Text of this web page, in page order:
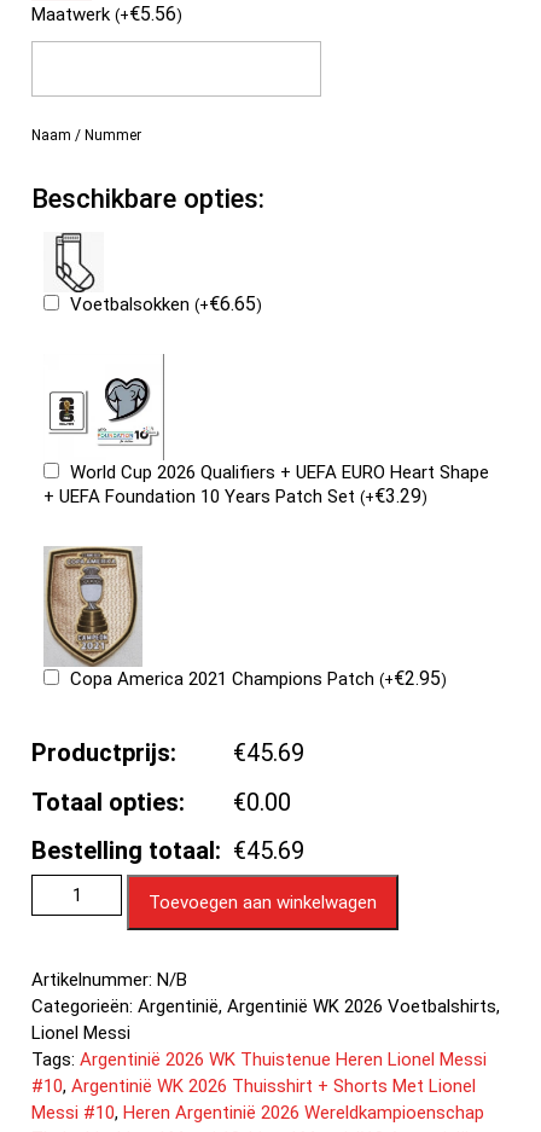
Maatwerk(+€5.56)
Naam / Nummer
Beschikbare opties:
Voetbalsokken(+€6.65)
World Cup 2026 Qualifiers + UEFA EURO Heart Shape
+ UEFA Foundation 10 Years Patch Set(+€3.29)
Copa America 2021 Champions Patch(+€2.95)
Productprijs:
€45.69
Totaal opties:
€0.00
Bestelling totaal: €45.69
Toevoegen aan winkelwagen
Artikelnummer:N/B
Categorieën:Argentinië,Argentinië WK 2026 Voetbalshirts,
Lionel Messi
Tags:Argentinië 2026 WK Thuistenue Heren Lionel Messi
#10,Argentinië WK 2026 Thuisshirt + Shorts Met Lionel
Messi #10,Heren Argentinië 2026 Wereldkampioenschap